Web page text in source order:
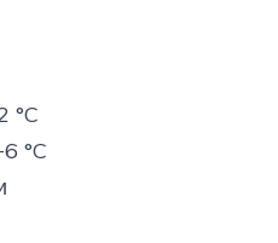
°C
°C